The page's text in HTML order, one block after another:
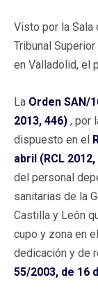
Visto por la
Tribunal
en Valladolid, el
La Orden SAN/
2013, 446) , por
dispuesto en el
abril (RCL
del personal
sanitarias de la
Castilla y León
cupo y zona en
dedicación y de
55/2003, de 16